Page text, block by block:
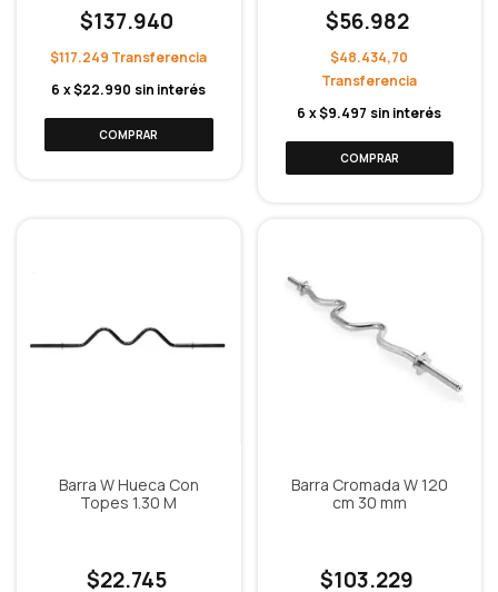
$137.940
$117.249
6 x$22.990 sin interés
$56.982
$48.434,70
6 x$9.497 sin interés
Barra W Hueca Con
Topes 1.30 M
$22.745
Barra Cromada W 120
cm 30 mm
$103.229